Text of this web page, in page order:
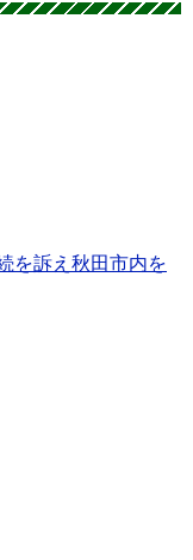
を訴え秋田市内を